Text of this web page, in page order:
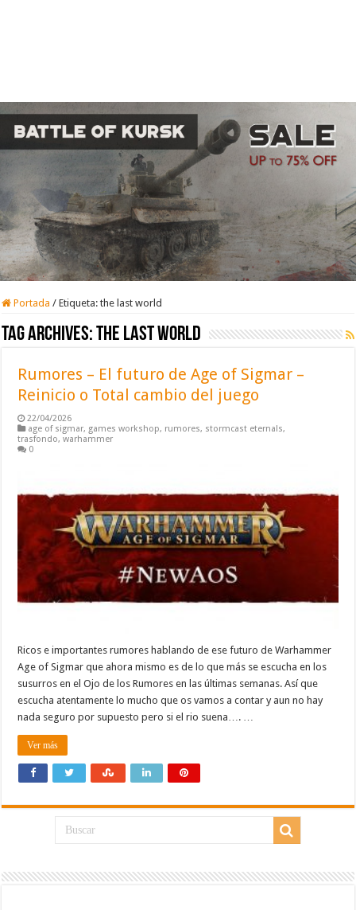
Portada / Etiqueta:the last world
Tag Archives:the last world
Rumores – El futuro de Age of Sigmar –
Reinicio o Total cambio del juego
22/04/2026
age of sigmar, games workshop, rumores, stormcast eternals,
trasfondo,warhammer
0
Ricos e importantes rumores hablando de ese futuro de Warhammer
Age of Sigmar que ahora mismo es de lo que más se escucha en los
susurros en el Ojo de los Rumores en las últimas semanas. Así que
escucha atentamente lo mucho que os vamos a contar y aun no hay
nada seguro por supuesto pero si el rio suena…. …
Ver más